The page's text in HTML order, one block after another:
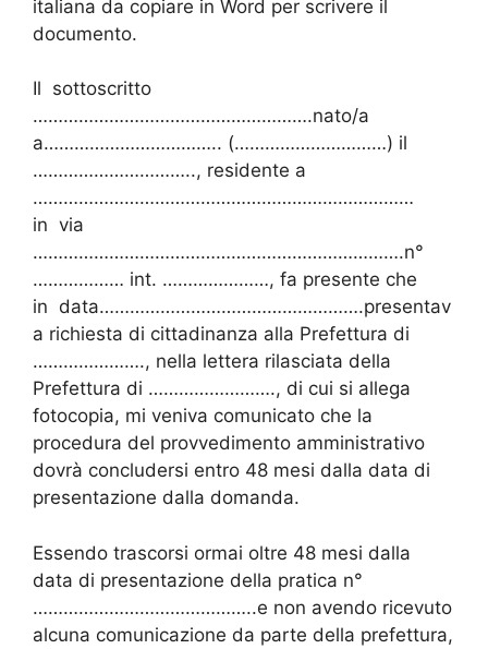
italiana da copiare in Word per scrivere il
documento.
Il sottoscritto
……………………………………………….nato/a
a…………………………….. (…………………………) il
………………………….., residente a
…………………………………………………………………
in via
……………………………………………………………….n°
……………… int. …………………, fa presente che
in data…………………………………………….presentav
a richiesta di cittadinanza alla Prefettura di
…………………., nella lettera rilasciata della
Prefettura di ……………………., di cui si allega
fotocopia, mi veniva comunicato che la
procedura del provvedimento amministrativo
dovrà concludersi entro 48 mesi dalla data di
presentazione dalla domanda.
Essendo trascorsi ormai oltre 48 mesi dalla
data di presentazione della pratica n°
……………………………………..e non avendo ricevuto
alcuna comunicazione da parte della prefettura,